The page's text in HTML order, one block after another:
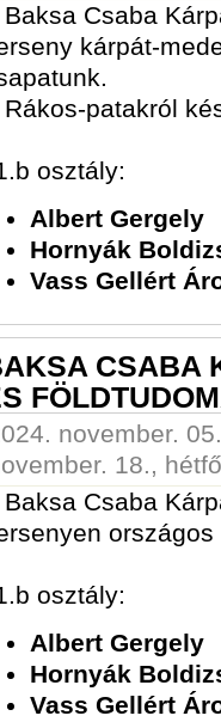
Baksa Csaba
kárpát-
Rákos-patakról
osztály:
Albert Gergely
Hornyák
Vass Gellért
CSABA
november.
18.,
Baksa Csaba
osztály:
Albert Gergely
Hornyák
Vass Gellért